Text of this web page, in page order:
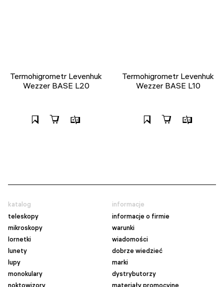
Termohigrometr Levenhuk
Wezzer BASE L20
Termohigrometr Levenhuk
Wezzer BASE L10
katalog
teleskopy
mikroskopy
lornetki
lunety
lupy
monokulary
noktowizory
informacje
informacje o firmie
warunki
wiadomości
dobrze wiedzieć
marki
dystrybutorzy
materiały promocyjne